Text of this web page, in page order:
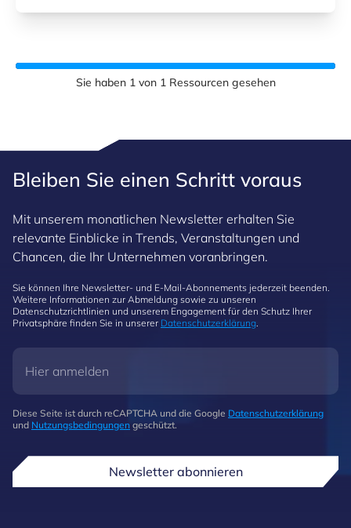
Sie haben 1von 1Ressourcen gesehen
Bleiben Sie einen Schritt voraus
Mit unserem monatlichen Newsletter erhalten Sie
relevante Einblicke in Trends, Veranstaltungen und
Chancen, die Ihr Unternehmen voranbringen.
Sie können Ihre Newsletter- und E-Mail-Abonnements jederzeit beenden.
Weitere Informationen zur Abmeldung sowie zu unseren
Datenschutzrichtlinien und unserem Engagement für den Schutz Ihrer
Privatsphäre finden Sie in unserer Datenschutzerklärung.
Diese Seite ist durch reCAPTCHA und die Google Datenschutzerklärung
und Nutzungsbedingungen geschützt.
Newsletter abonnieren